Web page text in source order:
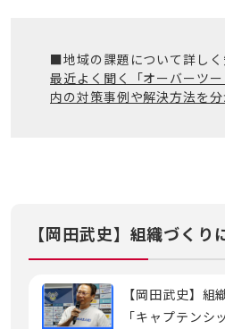
■地域の課題について詳し
最近よく聞く「オーバーツ
内の対策事例や解決方法を
【岡田武史】組織づくり
【岡田武史】組
「キャプテンシ